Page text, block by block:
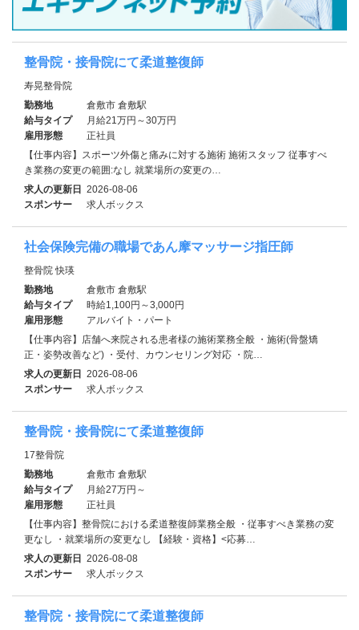
整骨院・接骨院にて柔道整復師
寿晃整骨院
勤務地
倉敷市 倉敷駅
給与タイプ
月給21万円～30万円
雇用形態
正社員
【仕事内容】スポーツ外傷と痛みに対する施術 施術スタッフ 従事すべ
き業務の変更の範囲:なし 就業場所の変更の…
求人の更新日 2026-08-06
スポンサー
求人ボックス
社会保険完備の職場であん摩マッサージ指圧師
整骨院 快瑛
勤務地
倉敷市 倉敷駅
給与タイプ
時給1,100円～3,000円
雇用形態
アルバイト・パート
【仕事内容】店舗へ来院される患者様の施術業務全般 ・施術(骨盤矯
正・姿勢改善など) ・受付、カウンセリング対応 ・院…
求人の更新日 2026-08-06
スポンサー
求人ボックス
整骨院・接骨院にて柔道整復師
17整骨院
勤務地
倉敷市 倉敷駅
給与タイプ
月給27万円～
雇用形態
正社員
【仕事内容】整骨院における柔道整復師業務全般 ・従事すべき業務の変
更なし ・就業場所の変更なし 【経験・資格】<応募…
求人の更新日 2026-08-08
スポンサー
求人ボックス
整骨院・接骨院にて柔道整復師